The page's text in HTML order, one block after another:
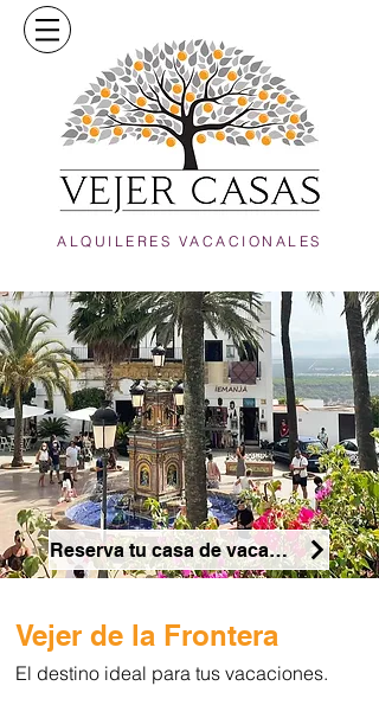
ALQUILERES VACACIONALES
Reserva tu casa de vacaciones
Vejer de la Frontera
El destino ideal para tus vacaciones.